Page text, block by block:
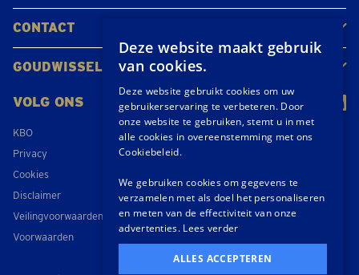
CONTACT
Neem contact op
Maak een afspraak
Locaties
GOUDWISSELKANTOOR
VOLG ONS
KBO
Privacy
Cookies
Disclaimer
Veilingvoorwaarden
Voorwaarden
Deze website maakt gebruik
van cookies.
Deze website gebruikt cookies om uw
gebruikerservaring te verbeteren. Door
onze website te gebruiken, stemt u in met
alle cookies in overeenstemming met ons
Cookiebeleid.
We gebruiken cookies om gegevens te
verzamelen met als doel het personaliseren
en meten van de effectiviteit van onze
advertenties. Lees verder
ALLES ACCEPTEREN